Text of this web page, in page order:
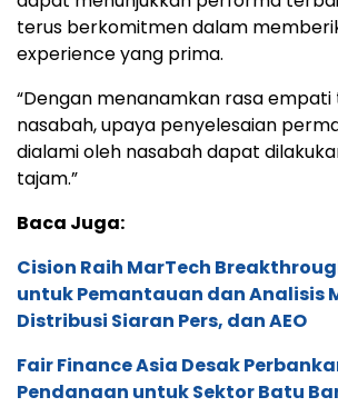
terus berkomitmen dalam
experience yang prima.
“Dengan menanamkan rasa
nasabah, upaya penyelesaian
dialami oleh nasabah dapat
tajam.”
Baca Juga:
Cision Raih MarTech
untuk Pemantauan dan Analisis
Distribusi Siaran Pers, dan AEO
Fair Finance Asia Desak
Pendanaan untuk Sektor Batu